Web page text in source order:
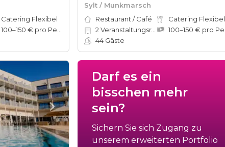
Catering Flexibel
Sylt / Munkmarsch
Restaurant / Café
Catering Flexibel
2 Veranstaltungsräume
44 Gäste
Darf es ein
bisschen mehr
sein?
Sichern Sie sich Zugang zu
unserem erweiterten Portfolio